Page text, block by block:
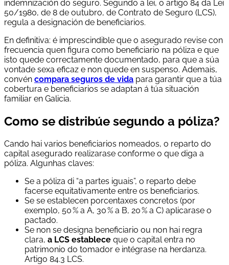
indemnización do seguro. Segundo a lei, o artigo 84 da Lei
50/1980, de 8 de outubro, de Contrato de Seguro (LCS),
regula a designación de beneficiarios.
En definitiva: é imprescindible que o asegurado revise con
frecuencia quen figura como beneficiario na póliza e que
isto quede correctamente documentado, para que a súa
vontade sexa eficaz e non quede en suspenso. Ademais,
convén compara seguros de vida para garantir que a túa
cobertura e beneficiarios se adaptan á túa situación
familiar en Galicia.
Como se distribúe segundo a póliza?
Cando hai varios beneficiarios nomeados, o reparto do
capital asegurado realizarase conforme o que diga a
póliza. Algunhas claves:
Se a póliza di “a partes iguais”, o reparto debe
facerse equitativamente entre os beneficiarios.
Se se establecen porcentaxes concretos (por
exemplo, 50 % a A, 30 % a B, 20 % a C) aplicarase o
pactado.
Se non se designa beneficiario ou non hai regra
clara, a LCS establece que o capital entra no
patrimonio do tomador e intégrase na herdanza.
Artigo 84.3 LCS.